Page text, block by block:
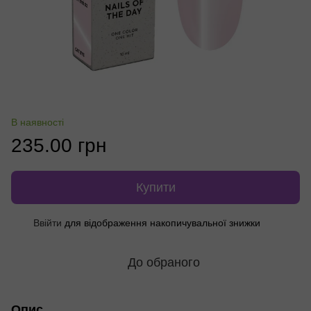
В наявності
235.00 грн
Купити
Ввійти для відображення накопичувальної знижки
До обраного